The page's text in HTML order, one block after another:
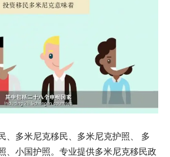
、多米尼克移民、多米尼克护照、 多
、小国护照。专业提供多米尼克移民政